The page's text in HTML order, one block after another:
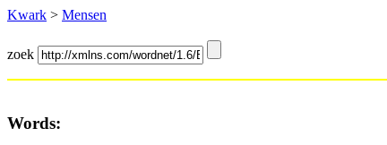
Kwark > Mensen
zoek
Words: